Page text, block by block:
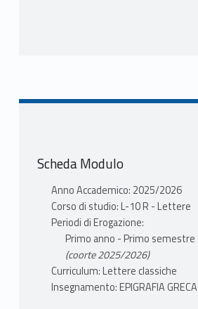
Scheda Modulo
Anno Accademico: 2025/2026
Corso di studio: L-10 R - Lettere
Periodi di Erogazione:
Primo anno - Primo semestre
(coorte 2025/2026)
Curriculum: Lettere classiche
Insegnamento: EPIGRAFIA GRECA